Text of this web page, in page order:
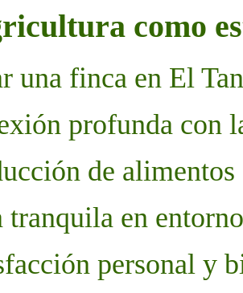
como
una finca en El
profunda con
de alimentos
tranquila en
personal y